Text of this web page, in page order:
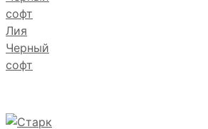
Лия
Черный
софт